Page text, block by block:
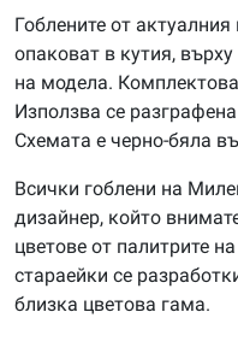
Гоблените от
опаковат в кутия,
на модела.
Използва се
Схемата е черно-бяла
Всички гоблени на
дизайнер, който
цветове от палитрите
стараейки се
близка цветова гама.